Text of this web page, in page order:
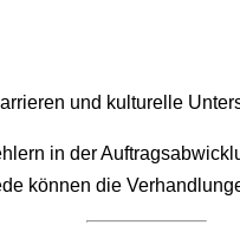
und kulturelle
in der
können die